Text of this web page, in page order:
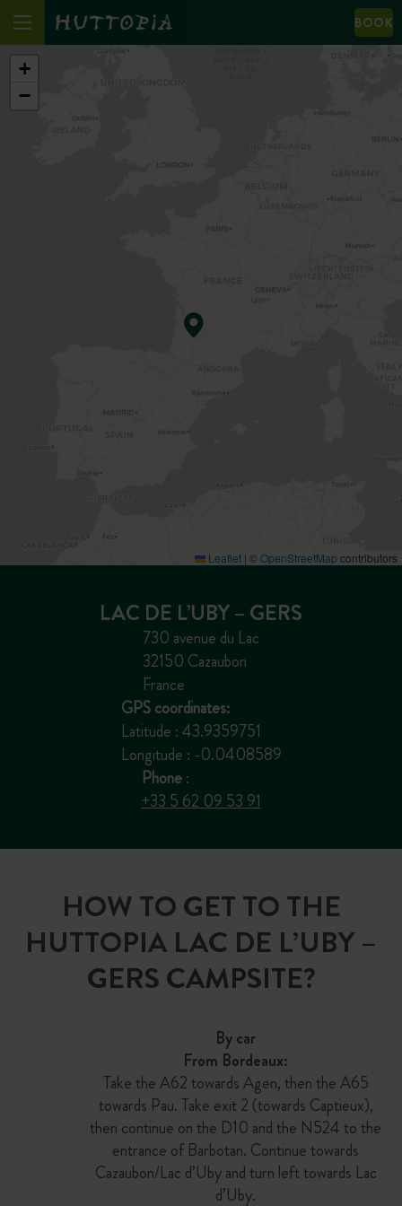
BOOK
+
−
Leaflet | ©OpenStreetMap contributors
LAC DE L’UBY – GERS
730 avenue du Lac
32150 Cazaubon
France
GPS coordinates:
Latitude : 43.9359751
Longitude : -0.0408589
Phone:
+33 5 62 09 53 91
HOW TO GET TO THE
HUTTOPIA LAC DE L’UBY –
GERS CAMPSITE?
By car
From Bordeaux:
Take the A62 towards Agen, then the A65
towards Pau. Take exit 2 (towards Captieux),
then continue on the D10 and the N524 to the
entrance of Barbotan. Continue towards
Cazaubon/Lac d’Uby and turn left towards Lac
d’Uby.